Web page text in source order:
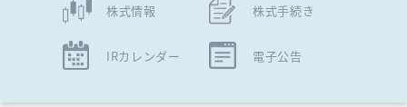
株式情報 株式手続き
IRカレンダー 電子公告